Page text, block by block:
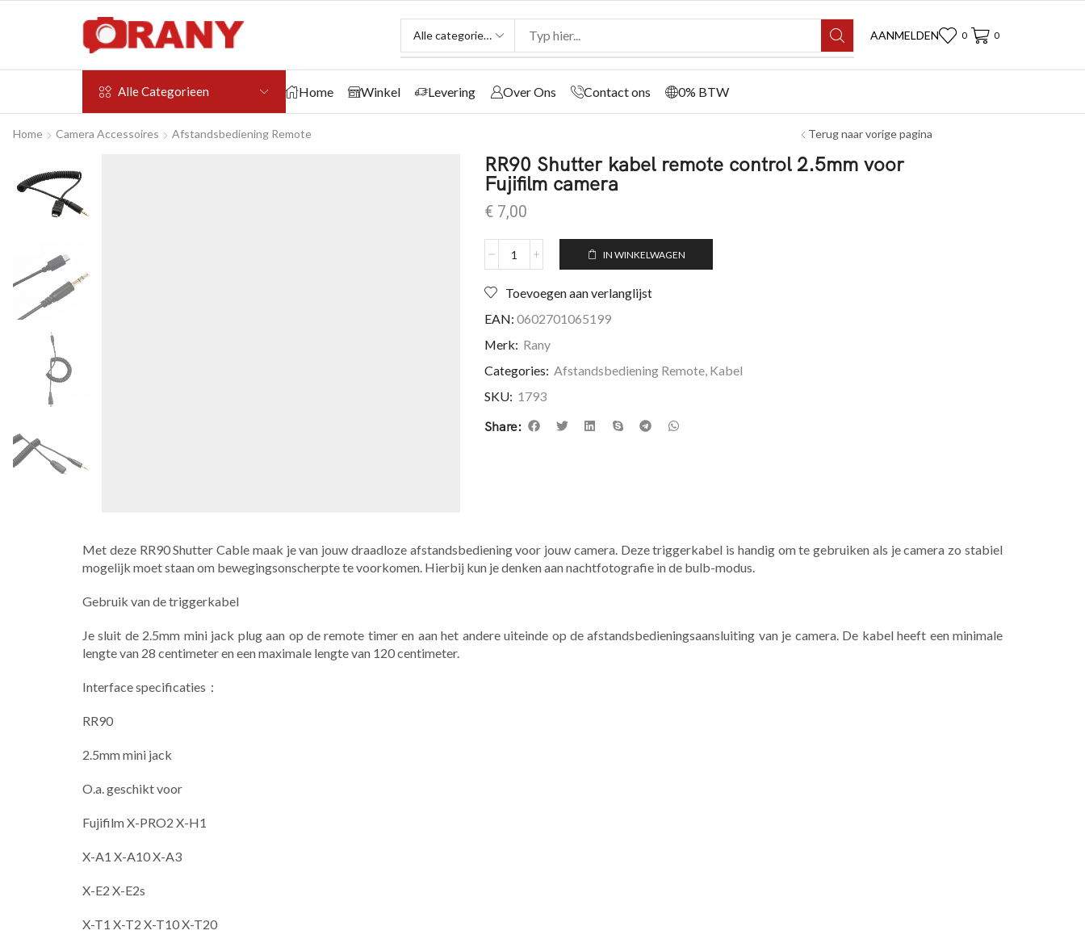
AANMELDEN 0 0
Alle Categorieen Home Winkel Levering Over Ons Contact ons 0% BTW
Home Camera Accessoires Afstandsbediening Remote Terug naar vorige pagina
RR90 Shutter kabel remote control 2.5mm voor
Fujifilm camera
€ 7,00
IN WINKELWAGEN
Toevoegen aan verlanglijst
EAN: 0602701065199
Merk: Rany
Categories: Afstandsbediening Remote, Kabel
SKU: 1793
Share:
​Met deze RR90 Shutter Cable maak je van jouw draadloze afstandsbediening voor jouw camera. Deze triggerkabel is handig om te gebruiken als je camera zo stabiel
mogelijk moet staan om bewegingsonscherpte te voorkomen. Hierbij kun je denken aan nachtfotografie in de bulb-modus.
Gebruik van de triggerkabel
Je sluit de 2.5mm mini jack plug aan op de remote timer en aan het andere uiteinde op de afstandsbedieningsaansluiting van je camera. De kabel heeft een minimale
lengte van 28 centimeter en een maximale lengte van 120 centimeter.
Interface specificaties：
RR90
2.5mm mini jack
O.a. geschikt voor
Fujifilm X-PRO2 X-H1
X-A1 X-A10 X-A3
X-E2 X-E2s
X-T1 X-T2 X-T10 X-T20